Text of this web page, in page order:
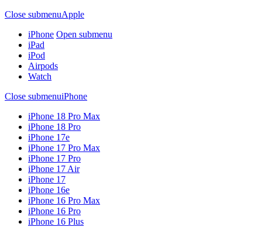
Close submenuApple
iPhone Open submenu
iPad
iPod
Airpods
Watch
Close submenuiPhone
iPhone 18 Pro Max
iPhone 18 Pro
iPhone 17e
iPhone 17 Pro Max
iPhone 17 Pro
iPhone 17 Air
iPhone 17
iPhone 16e
iPhone 16 Pro Max
iPhone 16 Pro
iPhone 16 Plus